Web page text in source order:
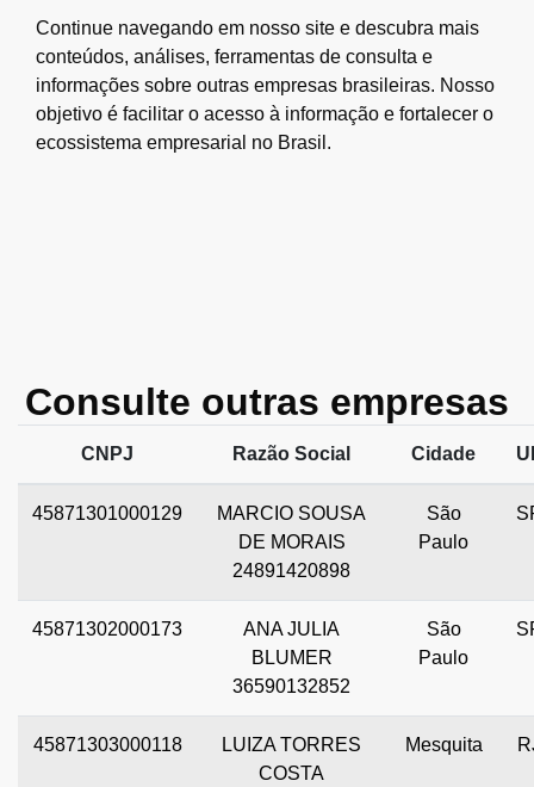
Continue navegando em nosso site e descubra mais
conteúdos, análises, ferramentas de consulta e
informações sobre outras empresas brasileiras. Nosso
objetivo é facilitar o acesso à informação e fortalecer o
ecossistema empresarial no Brasil.
Consulte outras empresas
CNPJ Razão Social Cidade
45871301000129
MARCIO SOUSA
DE MORAIS
24891420898
São
Paulo
45871302000173
ANA JULIA
BLUMER
36590132852
São
Paulo
45871303000118
LUIZA TORRES
COSTA
Mesquita